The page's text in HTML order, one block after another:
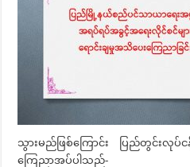
သွားမည်ဖြစ်ကြောင်း ပြည်တွင်းလုပ်
ကြေညာအပ်ပါသည်-